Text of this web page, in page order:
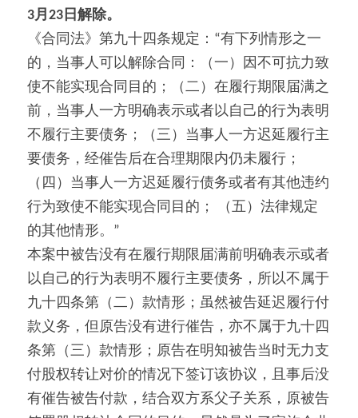
3月23 日解除。
《合同法》第九十四条规定：“有下列情形之一
的，当事人可以解除合同：（一）因不可抗力致
使不能实现合同目的；（二）在履行期限届满之
前，当事人一方明确表示或者以自己的行为表明
不履行主要债务；（三）当事人一方迟延履行主
要债务，经催告后在合理期限内仍未履行；
（四）当事人一方迟延履行债务或者有其他违约
行为致使不能实现合同目的； （五）法律规定
的其他情形。”
本案中被告没有在履行期限届满前明确表示或者
以自己的行为表明不履行主要债务，所以不属于
九十四条第（二）款情形；虽然被告延迟履行付
款义务，但原告没有进行催告，亦不属于九十四
条第（三）款情形；原告在明知被告当时无力支
付股权转让对价的情况下签订该协议，且事后没
有催告被告付款，结合双方系父子关系，原被告